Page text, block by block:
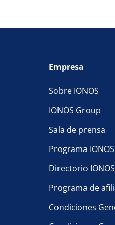
Empresa
Sobre IONOS
IONOS Group
Sala de prensa
Programa
Directorio
Programa de
Condiciones